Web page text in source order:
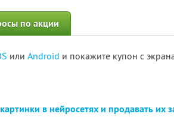
по акции
или Android и покажите купон с
в нейросетях и продавать их